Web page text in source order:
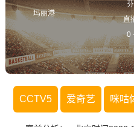
玛丽港
直
0
CCTV5 爱奇艺 咪咕